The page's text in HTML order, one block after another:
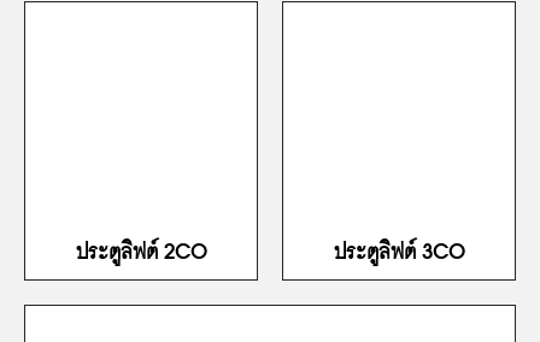
ประตูลิฟต์ 2CO ประตูลิฟต์ 3CO